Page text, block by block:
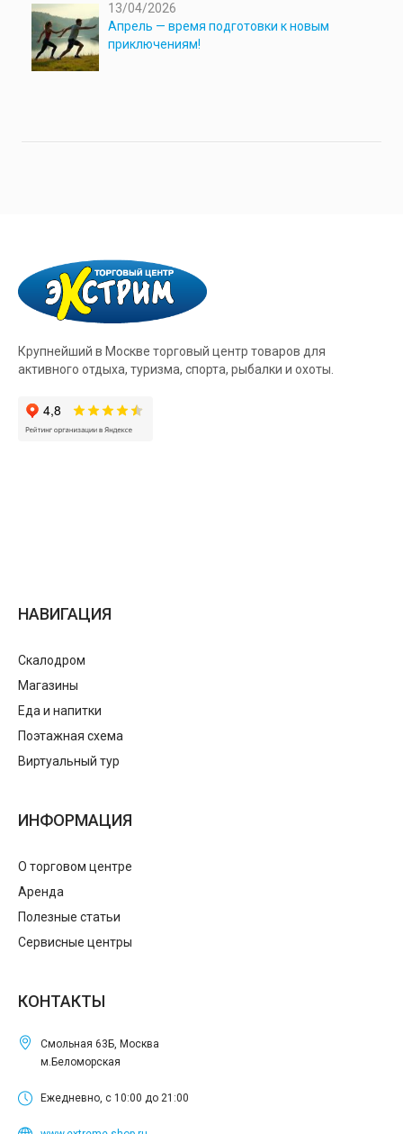
13/04/2026
Апрель — время подготовки к новым
приключениям!
Крупнейший в Москве торговый центр товаров для
активного отдыха, туризма, спорта, рыбалки и охоты.
НАВИГАЦИЯ
Скалодром
Магазины
Еда и напитки
Поэтажная схема
Виртуальный тур
ИНФОРМАЦИЯ
О торговом центре
Аренда
Полезные статьи
Сервисные центры
КОНТАКТЫ
Смольная 63Б, Москва
м.Беломорская
Ежедневно, с 10:00 до 21:00